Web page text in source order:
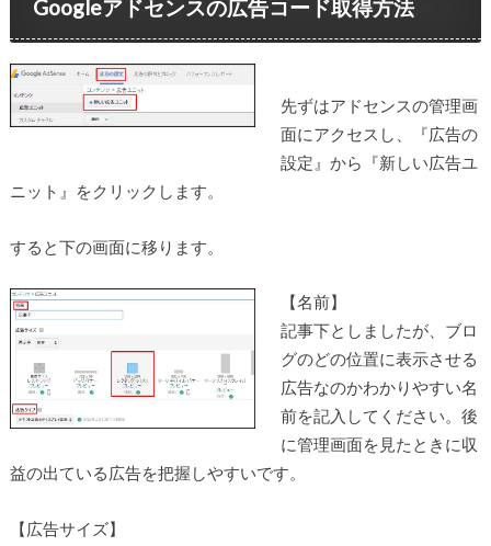
Googleアドセンスの広告コード取得方法
先ずはアドセンスの管理画
面にアクセスし、
『広告の
設定』 から 『新しい広告ユ
ニット』
をクリックします。
すると下の画面に移ります。
【名前】
記事下としましたが、ブロ
グのどの位置に表示させる
広告なのかわかりやすい名
前を記入してください。後
に管理画面を見たときに収
益の出ている広告を把握しやすいです。
【広告サイズ】